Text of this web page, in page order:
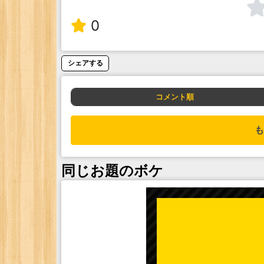
0
シェアする
コメント順
同じお題のボケ